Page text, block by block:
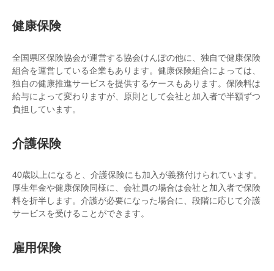
健康保険
全国県区保険協会が運営する協会けんぽの他に、独自で健康保険
組合を運営している企業もあります。健康保険組合によっては、
独自の健康推進サービスを提供するケースもあります。保険料は
給与によって変わりますが、原則として会社と加入者で半額ずつ
負担しています。
介護保険
40歳以上になると、介護保険にも加入が義務付けられています。
厚生年金や健康保険同様に、会社員の場合は会社と加入者で保険
料を折半します。介護が必要になった場合に、段階に応じて介護
サービスを受けることができます。
雇用保険